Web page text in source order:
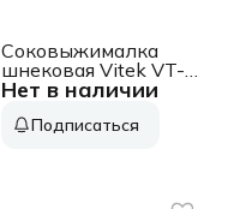
Нет в наличии
Соковыжималка
шнековая Vitek VT-
3715 300Вт
черный/черный
Подписаться